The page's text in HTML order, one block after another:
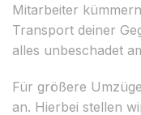
Mitarbeiter
Transport deiner
alles unbeschadet
Für größere
an. Hierbei stellen